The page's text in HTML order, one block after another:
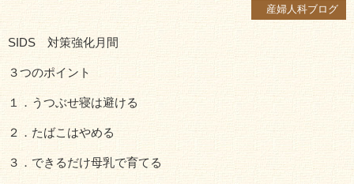
産婦人科ブログ
SIDS 対策強化月間
３つのポイント
１．うつぶせ寝は避ける
２．たばこはやめる
３．できるだけ母乳で育てる
採用情報
院長ブログ
産婦人科ブログ
リンク
プライバシーポリシー